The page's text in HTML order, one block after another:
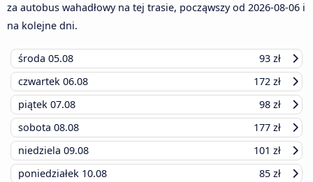
za autobus wahadłowy na tej trasie, począwszy od 2026-08-06 i
na kolejne dni.
środa 05.08
93 zł
czwartek 06.08
172 zł
piątek 07.08
98 zł
sobota 08.08
177 zł
niedziela 09.08
101 zł
poniedziałek 10.08
85 zł